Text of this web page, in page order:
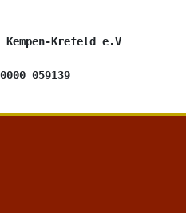
Kempen-Krefeld e.V
059139